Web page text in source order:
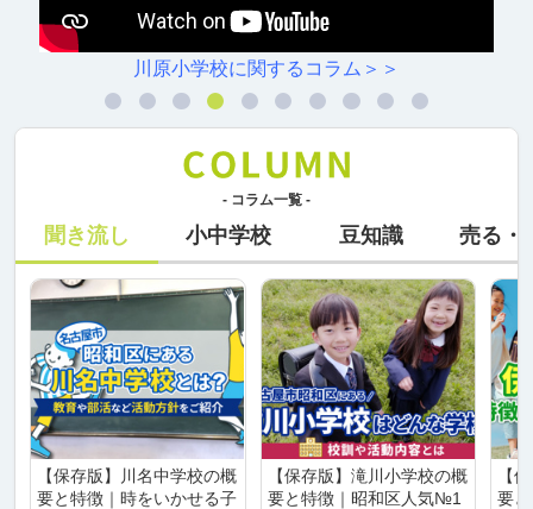
川原小学校に関するコラム＞＞
- コラム一覧 -
聞き流し 小中学校 豆知識 売る・
【保存版】川名中学校の概
要と特徴｜時をいかせる子
【保存版】滝川小学校の概
要と特徴｜昭和区人気№1
【
要